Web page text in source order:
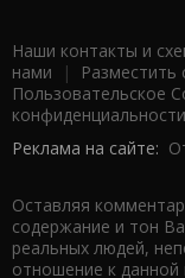
Наши контакты и
нами | Разместить
Пользовательское
Реклама на сайте:
Оставляя
содержание и тон
реальных людей,
отношение к